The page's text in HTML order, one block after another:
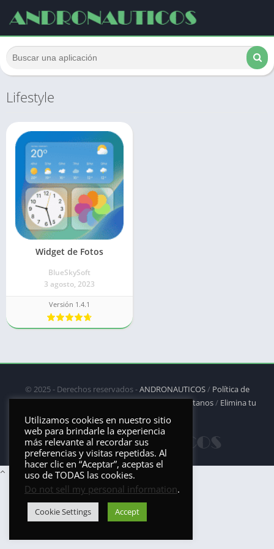
Lifestyle
Widget de Fotos
BlueSkySoft
3 agosto, 2023
Versión 1.4.1
© 2025 - Derechos reservados -ANDRONAUTICOS/ Política de
privacidad/Política de Cookies/DMCA/Contáctanos/ Elimina tu
aplicación
Utilizamos cookies en nuestro sitio
web para brindarle la experiencia
más relevante al recordar sus
preferencias y visitas repetidas. Al
hacer clic en “Aceptar”, aceptas el
uso de TODAS las cookies.
Do not sell my personal information.
Cookie Settings Accept